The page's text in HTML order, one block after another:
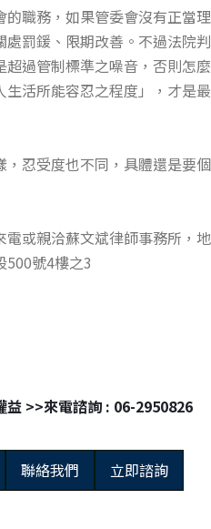
職務，如果管委會沒有正當理
罰鍰、限期改善。不過法院判
過管制標準之噪音，否則怎麼
活所能容忍之程度」，才是最
忍受度也不同，具體還是要個
或親洽蘇文斌律師事務所，地
500號4樓之3
益 >>來電諮詢 : 06-2950826
聯絡我們 立即諮詢